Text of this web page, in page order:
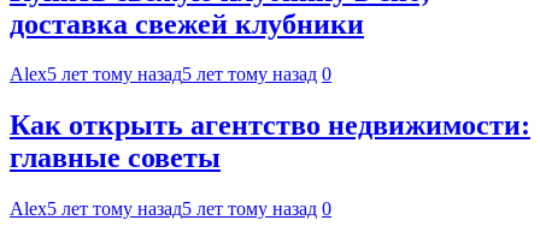
доставка свежей клубники
Alex5 лет тому назад5 лет тому назад 0
Как открыть агентство недвижимости:
главные советы
Alex5 лет тому назад5 лет тому назад 0